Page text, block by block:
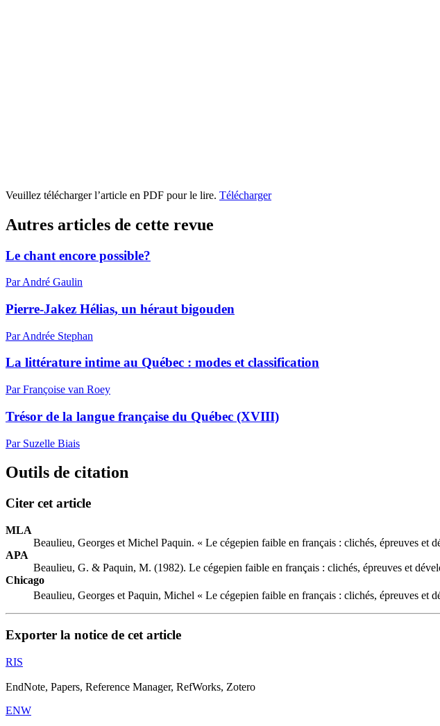
Veuillez télécharger l’article en PDF pour le lire. Télécharger
Autres articles de cette revue
Le chant encore possible?
Par André Gaulin
Pierre-Jakez Hélias, un héraut bigouden
Par Andrée Stephan
La littérature intime au Québec : modes et classification
Par Françoise van Roey
Trésor de la langue française du Québec (XVIII)
Par Suzelle Biais
Outils de citation
Citer cet article
MLA
Beaulieu, Georges et Michel Paquin. « Le cégepien faible en français : clichés, épreuves et
APA
Beaulieu, G. & Paquin, M. (1982). Le cégepien faible en français : clichés, épreuves et
Chicago
Beaulieu, Georges et Paquin, Michel « Le cégepien faible en français : clichés, épreuves et
Exporter la notice de cet article
RIS
EndNote, Papers, Reference Manager, RefWorks, Zotero
ENW